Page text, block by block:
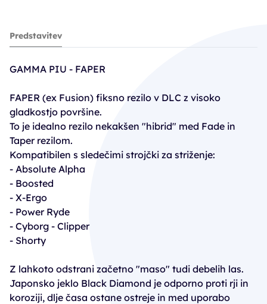
rezilna glava GAM Faper
30,90€
Predstavitev
GAMMA PIU - FAPER
FAPER (ex Fusion) fiksno rezilo v DLC z visoko
gladkostjo površine.
To je idealno rezilo nekakšen "hibrid" med Fade in
Taper rezilom.
Kompatibilen s sledečimi strojčki za striženje:
- Absolute Alpha
- Boosted
- X-Ergo
- Power Ryde
- Cyborg - Clipper
- Shorty
Z lahkoto odstrani začetno "maso" tudi debelih las.
Japonsko jeklo Black Diamond je odporno proti rji in
koroziji, dlje časa ostane ostreje in med uporabo